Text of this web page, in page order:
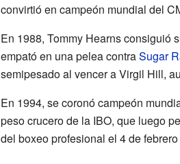
convirtió en campeón mundial del
En 1988, Tommy Hearns consiguió
empató en una pelea contraSugar
semipesado al vencer a Virgil Hill,
En 1994, se coronó campeón
peso crucero de la IBO, que luego
del boxeo profesional el 4 de